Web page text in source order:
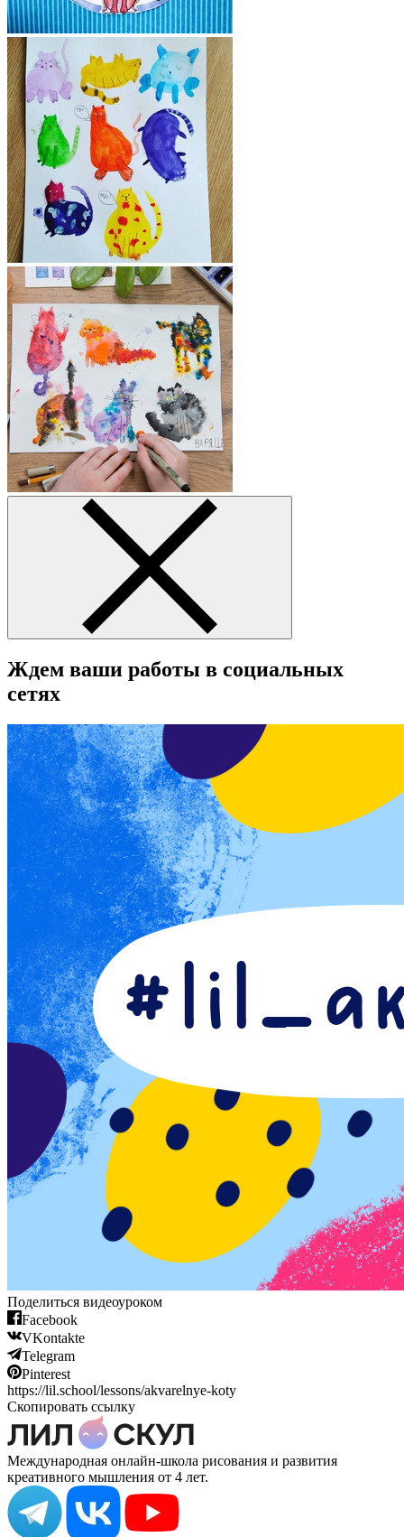
Ждем ваши работы в социальных
сетях
Поделиться видеоуроком
Facebook
VKontakte
Telegram
Pinterest
https://lil.school/lessons/akvarelnye-koty
Скопировать ссылку
Международная онлайн-школа рисования и развития
креативного мышления от 4 лет.